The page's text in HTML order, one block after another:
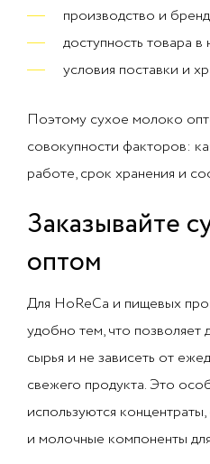
производство и
доступность товара в
условия поставки и
Поэтому сухое молоко
совокупности факторов:
работе, срок хранения и
Заказывайте
оптом
Для HoReCa и пищевых
удобно тем, что позволяет
сырья и не зависеть от
свежего продукта. Это
используются
и молочные компоненты